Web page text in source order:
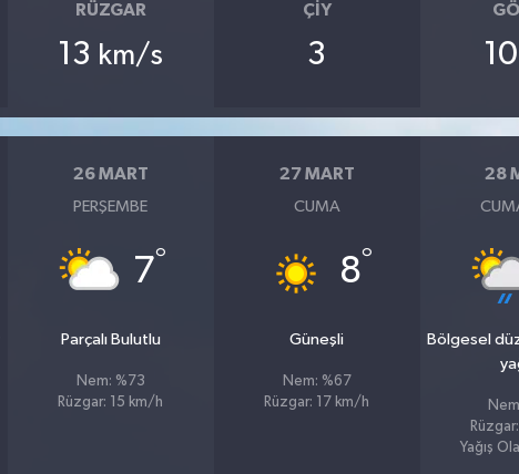
RÜZGAR
13 km/s
ÇIY
3 10
26 MART
PERŞEMBE
7°
Parçalı Bulutlu
Nem: %73
Rüzgar: 15 km/h
27 MART
CUMA
8°
Güneşli
Nem: %67
Rüzgar: 17 km/h
28
Bölgesel
Yağış